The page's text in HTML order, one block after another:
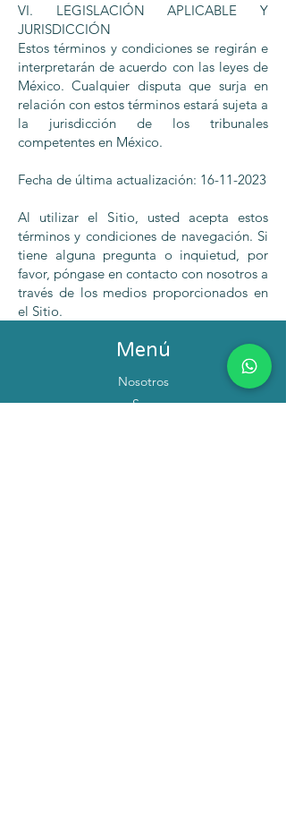
VI. LEGISLACIÓN APLICABLE Y
JURISDICCIÓN
Estos términos y condiciones se regirán e
interpretarán de acuerdo con las leyes de
México. Cualquier disputa que surja en
relación con estos términos estará sujeta a
la jurisdicción de los tribunales
competentes en México.
Fecha de última actualización: 16-11-2023
Al utilizar el Sitio, usted acepta estos
términos y condiciones de navegación. Si
tiene alguna pregunta o inquietud, por
favor, póngase en contacto con nosotros a
través de los medios proporcionados en
el Sitio.
Menú
Nosotros
Spa